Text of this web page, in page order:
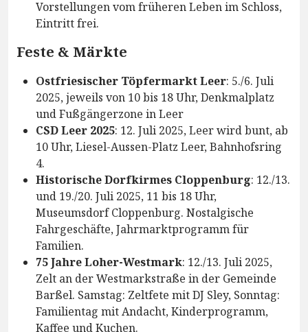
Vorstellungen vom früheren Leben im Schloss,
Eintritt frei.
Feste & Märkte
Ostfriesischer Töpfermarkt Leer: 5./6. Juli
2025, jeweils von 10 bis 18 Uhr, Denkmalplatz
und Fußgängerzone in Leer
CSD Leer 2025: 12. Juli 2025, Leer wird bunt, ab
10 Uhr, Liesel-Aussen-Platz Leer, Bahnhofsring
4.
Historische Dorfkirmes Cloppenburg: 12./13.
und 19./20. Juli 2025, 11 bis 18 Uhr,
Museumsdorf Cloppenburg. Nostalgische
Fahrgeschäfte, Jahrmarktprogramm für
Familien.
75 Jahre Loher-Westmark: 12./13. Juli 2025,
Zelt an der Westmarkstraße in der Gemeinde
Barßel. Samstag: Zeltfete mit DJ Sley, Sonntag:
Familientag mit Andacht, Kinderprogramm,
Kaffee und Kuchen.